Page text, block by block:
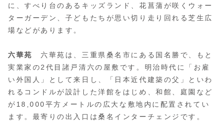
に、すべり台のあるキッズランド、花菖蒲が咲くウォー
ターガーデン、子どもたちが思い切り走り回れる芝生広
場などがあります。
六華苑
六華苑は、三重県桑名市にある国名勝で、もと
実業家の2代目諸戸清六の屋敷です。明治時代に「お雇
い外国人」として来日し、「日本近代建築の父」といわ
れるコンドルが設計した洋館をはじめ、和館、庭園など
が18,000平方メートルの広大な敷地内に配置されてい
ます。最寄りの出入口は桑名インターチェンジです。